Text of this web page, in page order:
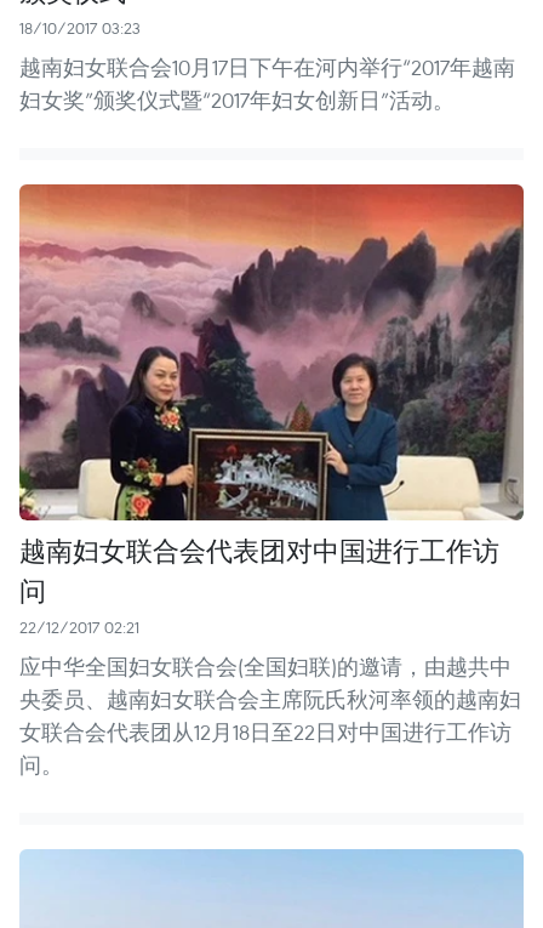
18/10/2017 03:23
越南妇女联合会10月17日下午在河内举行“2017年越南
妇女奖”颁奖仪式暨“2017年妇女创新日”活动。
越南妇女联合会代表团对中国进行工作访
问
22/12/2017 02:21
应中华全国妇女联合会(全国妇联)的邀请，由越共中
央委员、越南妇女联合会主席阮氏秋河率领的越南妇
女联合会代表团从12月18日至22日对中国进行工作访
问。